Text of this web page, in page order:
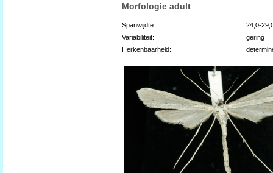
Morfologie adult
Spanwijdte:
24,0-
Variabiliteit:
gering
Herkenbaarheid: